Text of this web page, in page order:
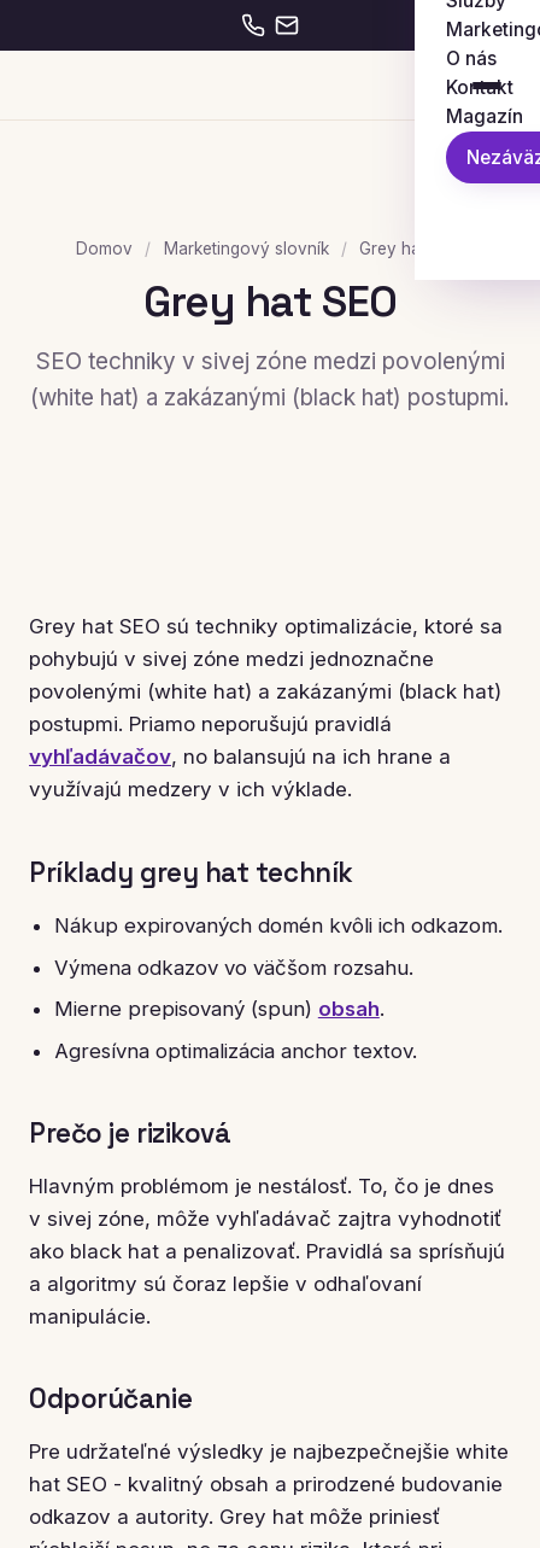
O nás
Kontakt
Magazín
Domov / Marketingový slovník / Grey hat SEO
Grey hat SEO
SEO techniky v sivej zóne medzi povolenými
(white hat) a zakázanými (black hat) postupmi.
Grey hat SEO sú techniky optimalizácie, ktoré sa
pohybujú v sivej zóne medzi jednoznačne
povolenými (white hat) a zakázanými (black hat)
postupmi. Priamo neporušujú pravidlá
vyhľadávačov, no balansujú na ich hrane a
využívajú medzery v ich výklade.
Príklady grey hat techník
Nákup expirovaných domén kvôli ich odkazom.
Výmena odkazov vo väčšom rozsahu.
Mierne prepisovaný (spun) obsah.
Agresívna optimalizácia anchor textov.
Prečo je riziková
Hlavným problémom je nestálosť. To, čo je dnes
v sivej zóne, môže vyhľadávač zajtra vyhodnotiť
ako black hat a penalizovať. Pravidlá sa sprísňujú
a algoritmy sú čoraz lepšie v odhaľovaní
manipulácie.
Odporúčanie
Pre udržateľné výsledky je najbezpečnejšie white
hat SEO - kvalitný obsah a prirodzené budovanie
odkazov a autority. Grey hat môže priniesť